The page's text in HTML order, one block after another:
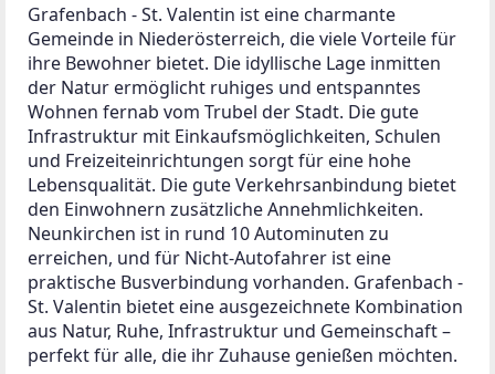
Grafenbach - St. Valentin ist eine charmante
Gemeinde in Niederösterreich, die viele Vorteile für
ihre Bewohner bietet. Die idyllische Lage inmitten
der Natur ermöglicht ruhiges und entspanntes
Wohnen fernab vom Trubel der Stadt. Die gute
Infrastruktur mit Einkaufsmöglichkeiten, Schulen
und Freizeiteinrichtungen sorgt für eine hohe
Lebensqualität. Die gute Verkehrsanbindung bietet
den Einwohnern zusätzliche Annehmlichkeiten.
Neunkirchen ist in rund 10 Autominuten zu
erreichen, und für Nicht-Autofahrer ist eine
praktische Busverbindung vorhanden. Grafenbach -
St. Valentin bietet eine ausgezeichnete Kombination
aus Natur, Ruhe, Infrastruktur und Gemeinschaft –
perfekt für alle, die ihr Zuhause genießen möchten.